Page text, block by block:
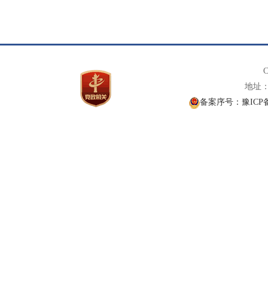
地址
备案序号：豫ICP